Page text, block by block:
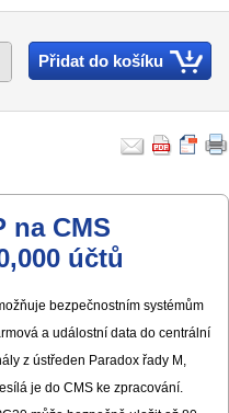
Přidat do košíku
na CMS
účtů
bezpečnostním systémům
a událostní data do centrální
z ústředen Paradox řady M,
je do CMS ke zpracování.